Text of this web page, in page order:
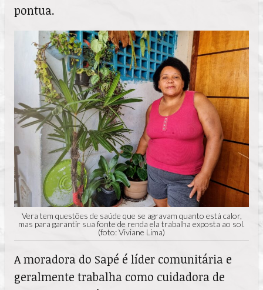
pontua.
Vera tem questões de saúde que se agravam quanto está calor,
mas para garantir sua fonte de renda ela trabalha exposta ao sol.
(foto: Viviane Lima)
A moradora do Sapé é líder comunitária e
geralmente trabalha como cuidadora de